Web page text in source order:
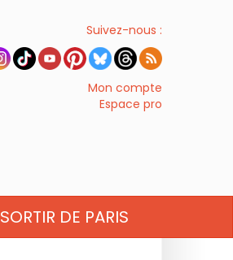
Suivez-nous :
Mon compte
Espace pro
SORTIR DE PARIS